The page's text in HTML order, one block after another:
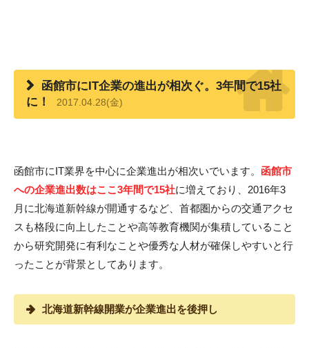
函館市にIT企業の進出が相次ぐ。3年間で15社
に！
2017.04.28(金)
函館市にIT業界を中心に企業進出が相次いでいます。 函館市
への企業進出数はここ3年間で15社に増えており、2016年3
月に北海道新幹線が開通するなど、首都圏からの交通アクセ
スも格段に向上したことや高等教育機関が集積していること
から研究開発に有利なことや優秀な人材が確保しやすいと行
ったことが背景としてあります。
北海道新幹線開業が企業進出を後押し